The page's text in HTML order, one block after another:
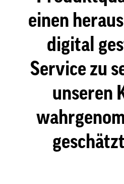
einen
digital
Service zu
unseren